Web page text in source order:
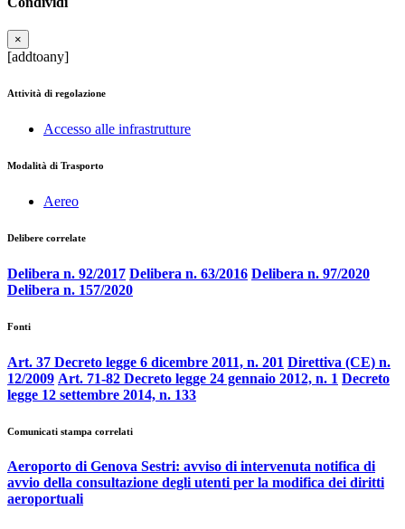
×
[addtoany]
Attività di regolazione
Accesso alle infrastrutture
Modalità di Trasporto
Aereo
Delibere correlate
Delibera n. 92/2017 Delibera n. 63/2016 Delibera n. 97/2020
Delibera n. 157/2020
Fonti
Art. 37 Decreto legge 6 dicembre 2011, n. 201 Direttiva (CE) n.
12/2009 Art. 71-82 Decreto legge 24 gennaio 2012, n. 1 Decreto
legge 12 settembre 2014, n. 133
Comunicati stampa correlati
Aeroporto di Genova Sestri: avviso di intervenuta notifica di
avvio della consultazione degli utenti per la modifica dei diritti
aeroportuali